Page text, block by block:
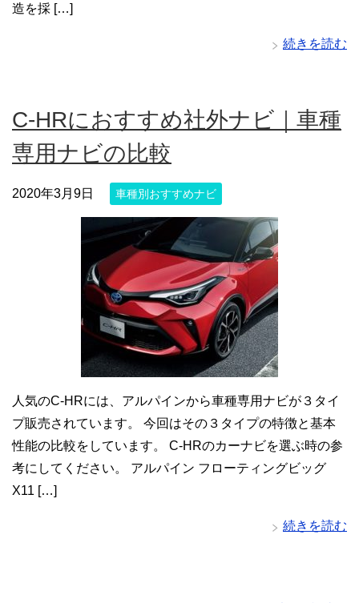
造を採 […]
続きを読む
C-HRにおすすめ社外ナビ｜車種
専用ナビの比較
2020年3月9日 車種別おすすめナビ
人気のC-HRには、アルパインから車種専用ナビが３タイ
プ販売されています。 今回はその３タイプの特徴と基本
性能の比較をしています。 C-HRのカーナビを選ぶ時の参
考にしてください。 アルパイン フローティングビッグ
X11 […]
続きを読む